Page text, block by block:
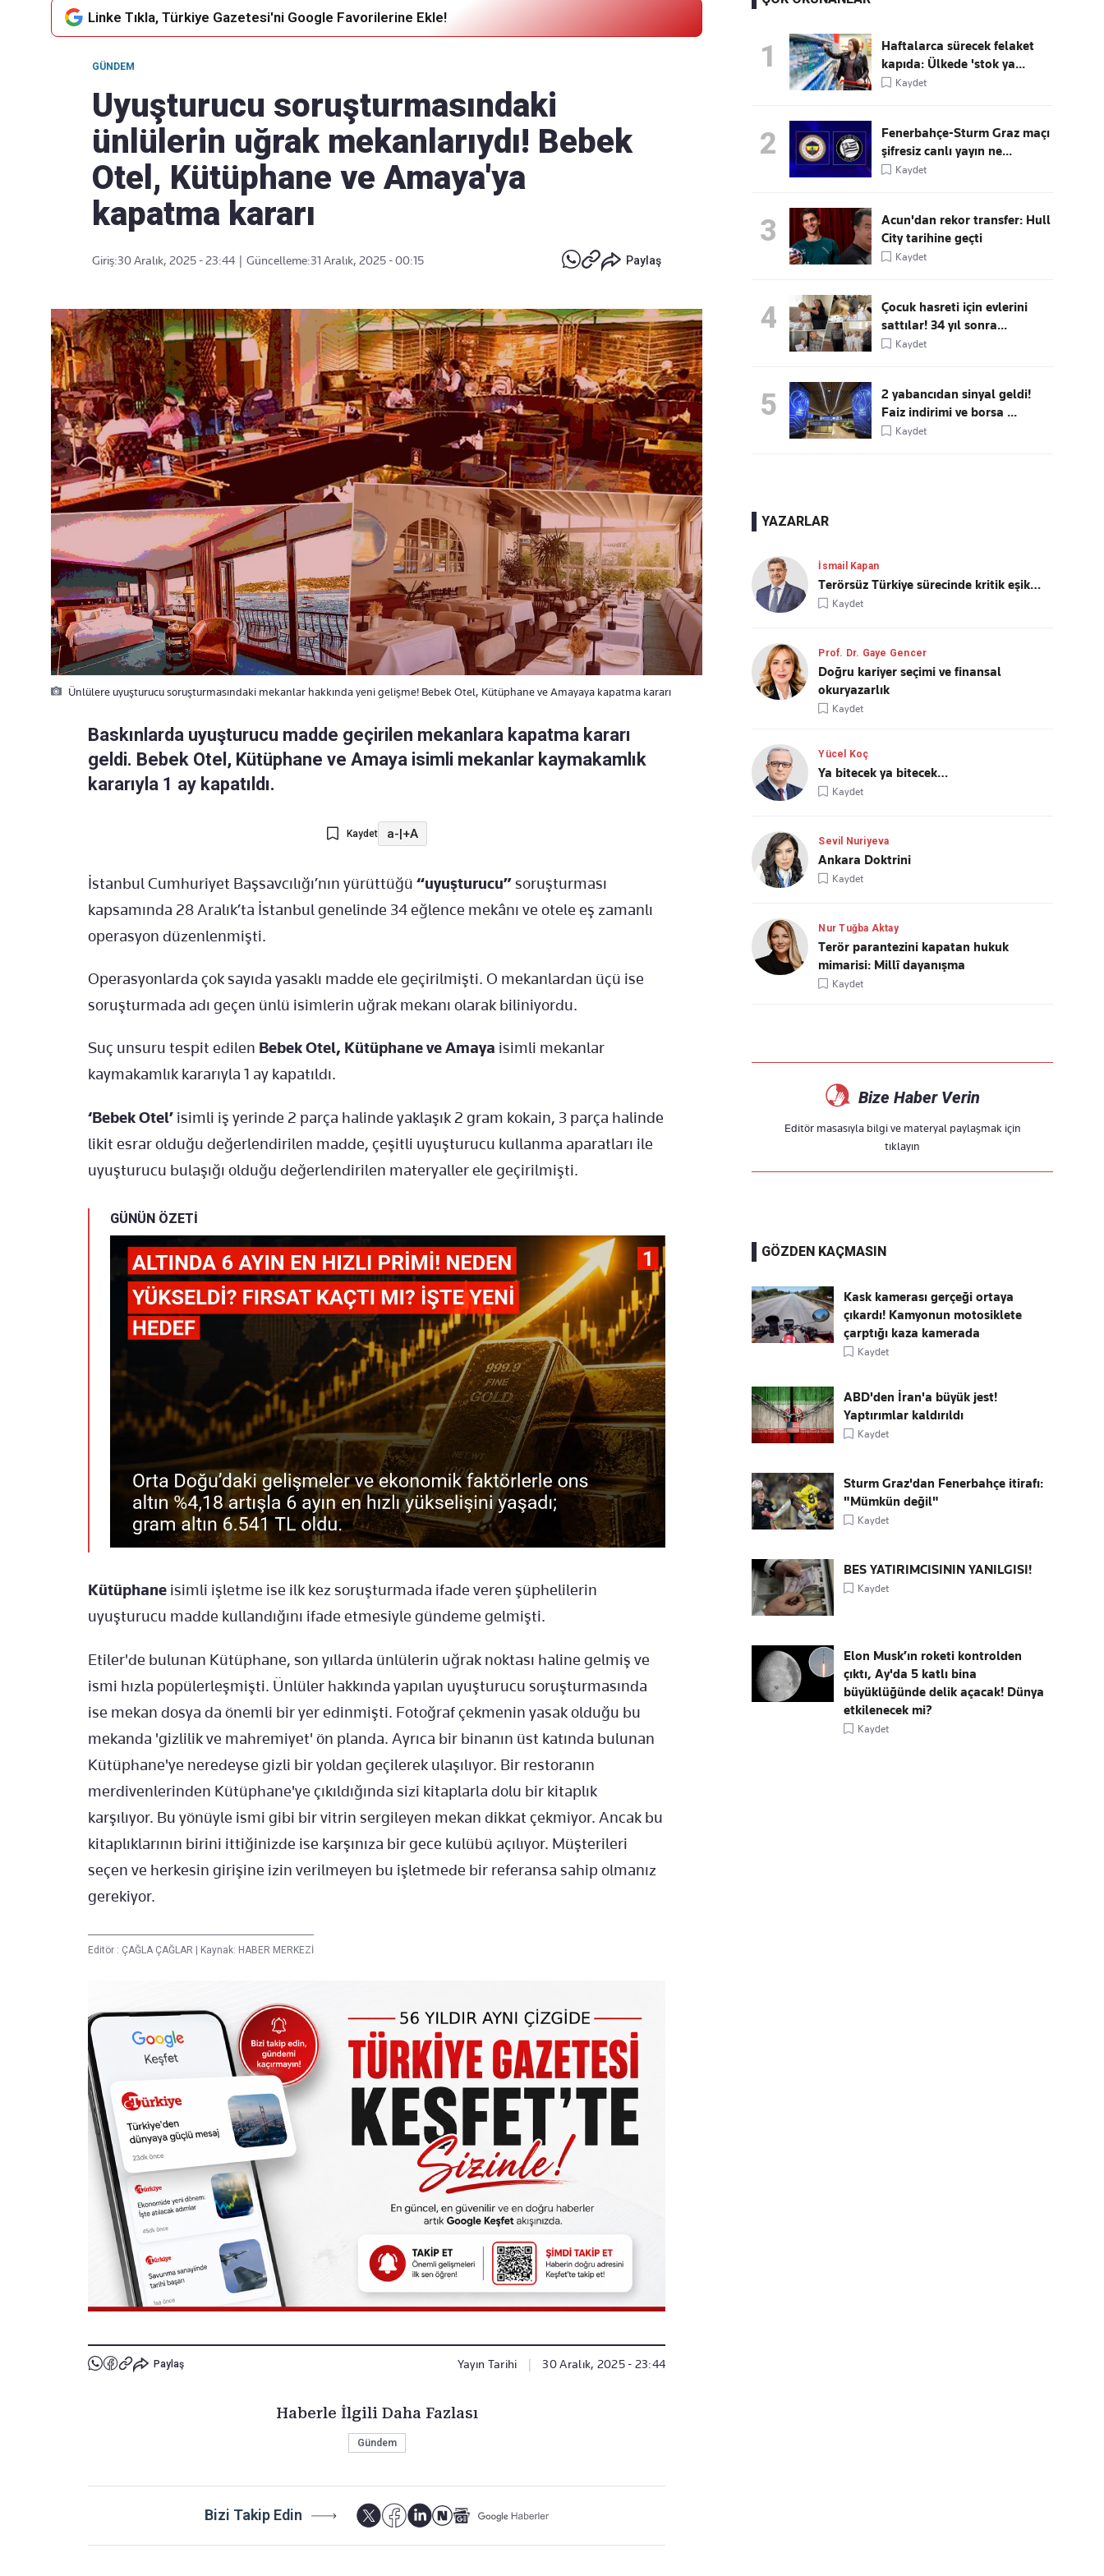
akışımıza ulaşın
göndermek için
Kaçırmayın
Ücretsiz üye olun, gündemi
Linke Tıkla, Türkiye Gazetesi'ni Google Favorilerine Ekle!
GÜNDEM
Uyuşturucu soruşturmasındaki
ünlülerin uğrak mekanlarıydı! Bebek
Otel, Kütüphane ve Amaya'ya
kapatma kararı
Giriş:30 Aralık, 2025 - 23:44 Güncelleme:31 Aralık, 2025 - 00:15 Paylaş
Ünlülere uyuşturucu soruşturmasındaki mekanlar hakkında yeni gelişme! Bebek Otel, Kütüphane ve Amayaya kapatma kararı
Baskınlarda uyuşturucu madde geçirilen mekanlara kapatma kararı
geldi. Bebek Otel, Kütüphane ve Amaya isimli mekanlar kaymakamlık
kararıyla 1 ay kapatıldı.
Kaydet a-|+A
İstanbul Cumhuriyet Başsavcılığı’nın yürüttüğü “uyuşturucu”soruşturması
kapsamında 28 Aralık’ta İstanbul genelinde 34 eğlence mekânı ve otele eş zamanlı
operasyon düzenlenmişti.
Operasyonlarda çok sayıda yasaklı madde ele geçirilmişti. O mekanlardan üçü ise
soruşturmada adı geçen ünlü isimlerin uğrak mekanı olarak biliniyordu.
Suç unsuru tespit edilen Bebek Otel, Kütüphane ve Amaya isimli mekanlar
kaymakamlık kararıyla 1 ay kapatıldı.
‘Bebek Otel’ isimli iş yerinde 2 parça halinde yaklaşık 2 gram kokain, 3 parça halinde
likit esrar olduğu değerlendirilen madde, çeşitli uyuşturucu kullanma aparatları ile
uyuşturucu bulaşığı olduğu değerlendirilen materyaller ele geçirilmişti.
GÜNÜN ÖZETİ
Kütüphane isimli işletme ise ilk kez soruşturmada ifade veren şüphelilerin
uyuşturucu madde kullandığını ifade etmesiyle gündeme gelmişti.
Etiler'de bulunan Kütüphane, son yıllarda ünlülerin uğrak noktası haline gelmiş ve
ismi hızla popülerleşmişti. Ünlüler hakkında yapılan uyuşturucu soruşturmasında
ise mekan dosya da önemli bir yer edinmişti. Fotoğraf çekmenin yasak olduğu bu
mekanda 'gizlilik ve mahremiyet' ön planda. Ayrıca bir binanın üst katında bulunan
Kütüphane'ye neredeyse gizli bir yoldan geçilerek ulaşılıyor. Bir restoranın
merdivenlerinden Kütüphane'ye çıkıldığında sizi kitaplarla dolu bir kitaplık
karşılıyor. Bu yönüyle ismi gibi bir vitrin sergileyen mekan dikkat çekmiyor. Ancak bu
kitaplıklarının birini ittiğinizde ise karşınıza bir gece kulübü açılıyor. Müşterileri
seçen ve herkesin girişine izin verilmeyen bu işletmede bir referansa sahip olmanız
gerekiyor.
Editör : ÇAĞLA ÇAĞLAR | Kaynak: HABER MERKEZİ
Paylaş Yayın Tarihi 30 Aralık, 2025 - 23:44
Haberle İlgili Daha Fazlası
Gündem
Bizi Takip Edin
1
Haftalarca sürecek felaket
kapıda: Ülkede 'stok ya...
Kaydet
2
Fenerbahçe-Sturm Graz maçı
şifresiz canlı yayın ne...
Kaydet
3
Acun'dan rekor transfer: Hull
City tarihine geçti
Kaydet
4
Çocuk hasreti için evlerini
sattılar! 34 yıl sonra...
Kaydet
5
2 yabancıdan sinyal geldi!
Faiz indirimi ve borsa ...
Kaydet
YAZARLAR
İsmail Kapan
Terörsüz Türkiye sürecinde kritik eşik…
Kaydet
Prof. Dr. Gaye Gencer
Doğru kariyer seçimi ve finansal
okuryazarlık
Kaydet
Yücel Koç
Ya bitecek ya bitecek…
Kaydet
Sevil Nuriyeva
Ankara Doktrini
Kaydet
Nur Tuğba Aktay
Terör parantezini kapatan hukuk
mimarisi: Millî dayanışma
Kaydet
Bize Haber Verin
Editör masasıyla bilgi ve materyal paylaşmak için
tıklayın
GÖZDEN KAÇMASIN
Kask kamerası gerçeği ortaya
çıkardı! Kamyonun motosiklete
çarptığı kaza kamerada
Kaydet
ABD'den İran'a büyük jest!
Yaptırımlar kaldırıldı
Kaydet
Sturm Graz'dan Fenerbahçe itirafı:
"Mümkün değil"
Kaydet
BES YATIRIMCISININ YANILGISI!
Kaydet
Elon Musk’ın roketi kontrolden
çıktı, Ay'da 5 katlı bina
büyüklüğünde delik açacak! Dünya
etkilenecek mi?
Kaydet